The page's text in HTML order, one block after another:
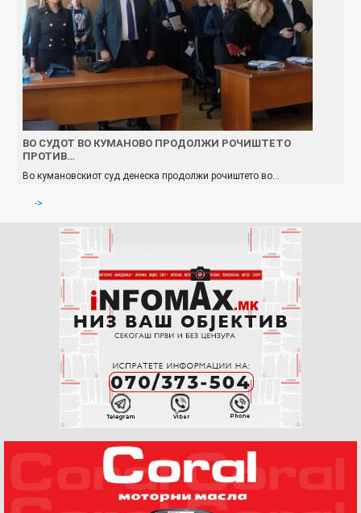
ВО СУДОТ ВО КУМАНОВО ПРОДОЛЖИ РОЧИШТЕТО
ПРОТИВ…
Во кумановскиот суд денеска продолжи рочиштето во…
->